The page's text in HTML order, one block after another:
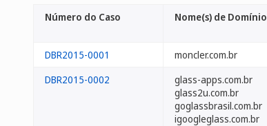
Número do Caso Nome(s) de Domínio
DBR2015-0001 moncler.com.br
DBR2015-0002
glass-apps.com.br
glass2u.com.br
goglassbrasil.com.br
igoogleglass.com.br